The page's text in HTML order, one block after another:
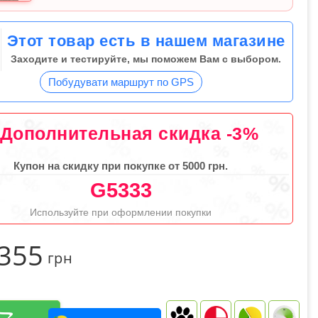
Этот товар есть в нашем магазине
Заходите и тестируйте, мы поможем Вам с выбором.
Побудувати маршрут по GPS
Дополнительная скидка -3%
Купон на скидку при покупке от 5000 грн.
G5333
Используйте при оформлении покупки
грн